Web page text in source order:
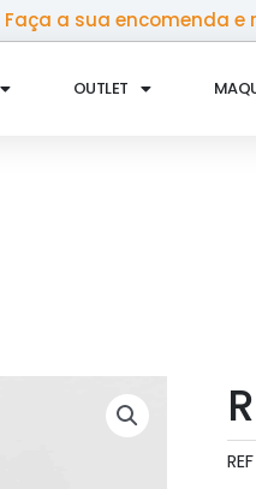
Faça a sua encomenda
OUTLET
REF